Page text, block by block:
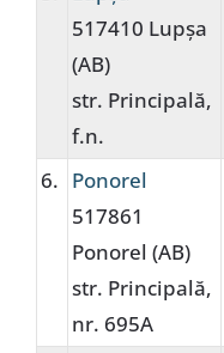
517410 Lupșa
(AB)
str. Principală,
f.n.
6. Ponorel
517861
Ponorel (AB)
str. Principală,
nr. 695A